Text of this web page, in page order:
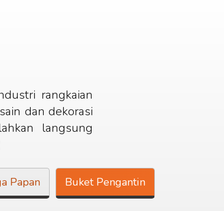
rangkaian
dan dekorasi
langsung
Papan Buket Pengantin